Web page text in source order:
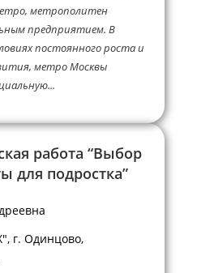
метрополитен
предприятием. В
постоянного роста и
метро Москвы
работа “Выбор
для подростка”
г. Одинцово,